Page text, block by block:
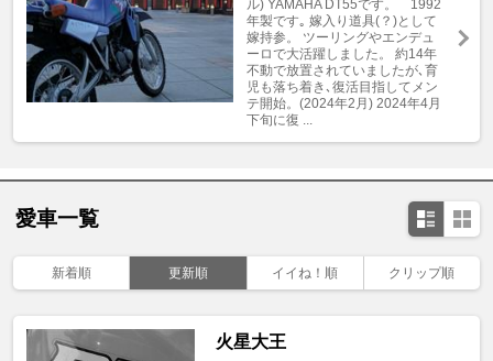
ル) YAMAHA DT55です。 1992
年製です｡ 嫁入り道具(？)として
嫁持参。 ツーリングやエンデュ
ーロで大活躍しました。 約14年
不動で放置されていましたが､育
児も落ち着き､復活目指してメン
テ開始。(2024年2月) 2024年4月
下旬に復 ...
愛車一覧
新着順 更新順 イイね！順 クリップ順
火星大王